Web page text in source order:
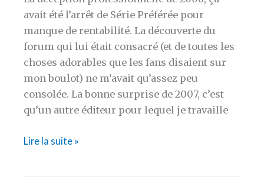
avait été l’arrêt de Série Préférée pour
manque de rentabilité. La découverte du
forum qui lui était consacré (et de toutes les
choses adorables que les fans disaient sur
mon boulot) ne m’avait qu’assez peu
consolée. La bonne surprise de 2007, c’est
qu’un autre éditeur pour lequel je travaille
En
Lire la suite »